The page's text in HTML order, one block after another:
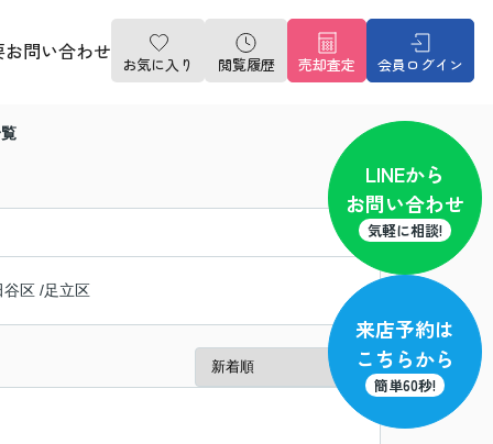
お問い合わせ
お気に入り 閲覧履歴 売却査定 会員ログイン
谷区 /足立区
LINEから
お問い合わせ
気軽に相談!
来店予約は
こちらから
簡単60秒!